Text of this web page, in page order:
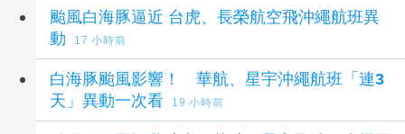
颱風白海豚逼近 台虎、長榮航空飛沖繩航班異
動
17 小時前
白海豚颱風影響！ 華航、星宇沖繩航班「連3
天」異動一次看
19 小時前